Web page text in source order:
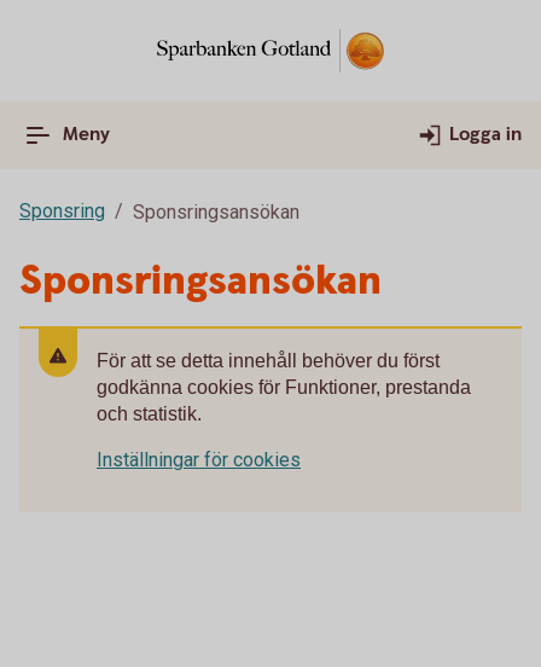
Meny Logga in
Sponsring Sponsringsansökan
Sponsringsansökan
För att se detta innehåll behöver du först
godkänna cookies för Funktioner, prestanda
och statistik.
Inställningar för cookies